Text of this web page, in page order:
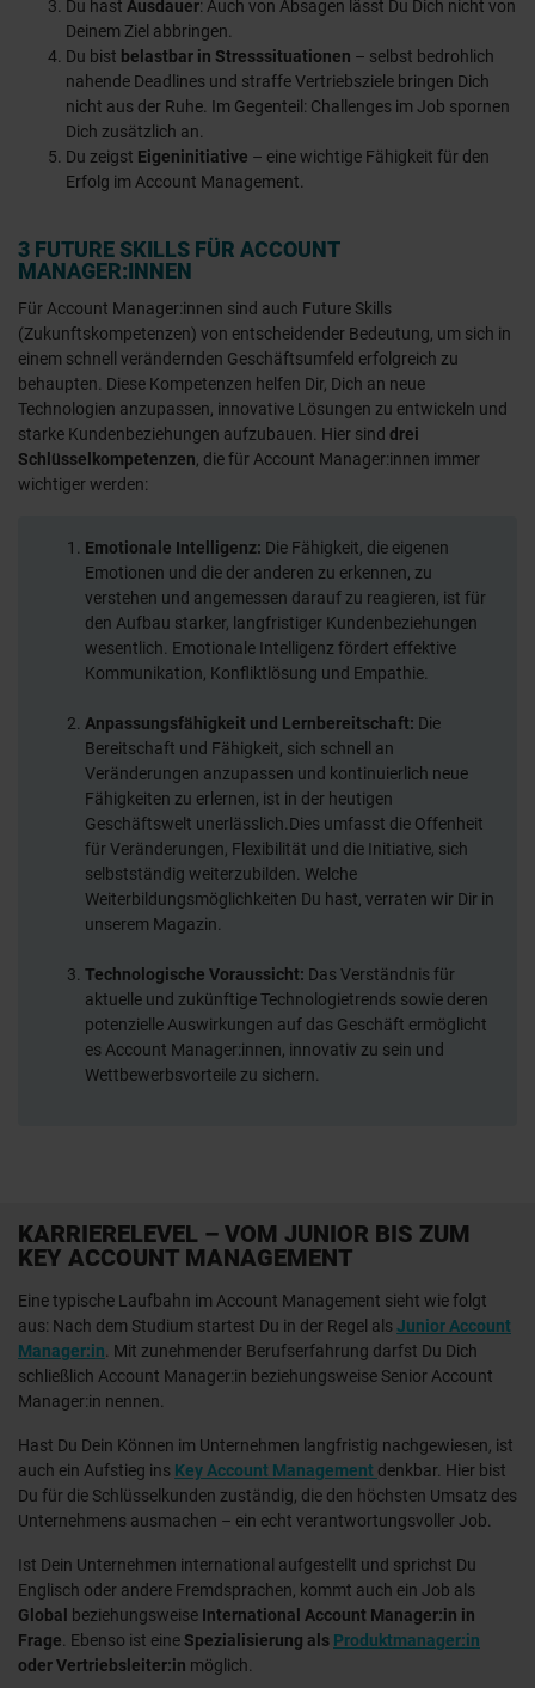
Du hast Ausdauer: Auch von Absagen lässt Du Dich nicht von
Deinem Ziel abbringen.
Du bist belastbar in Stresssituationen – selbst bedrohlich
nahende Deadlines und straffe Vertriebsziele bringen Dich
nicht aus der Ruhe. Im Gegenteil: Challenges im Job spornen
Dich zusätzlich an.
Du zeigst Eigeninitiative – eine wichtige Fähigkeit für den
Erfolg im Account Management.
3 FUTURE SKILLS FÜR ACCOUNT
MANAGER:INNEN
Für Account Manager:innen sind auch Future Skills
(Zukunftskompetenzen) von entscheidender Bedeutung, um sich in
einem schnell verändernden Geschäftsumfeld erfolgreich zu
behaupten. Diese Kompetenzen helfen Dir, Dich an neue
Technologien anzupassen, innovative Lösungen zu entwickeln und
starke Kundenbeziehungen aufzubauen. Hier sind drei
Schlüsselkompetenzen, die für Account Manager:innen immer
wichtiger werden:
Emotionale Intelligenz: Die Fähigkeit, die eigenen
Emotionen und die der anderen zu erkennen, zu
verstehen und angemessen darauf zu reagieren, ist für
den Aufbau starker, langfristiger Kundenbeziehungen
wesentlich. Emotionale Intelligenz fördert effektive
Kommunikation, Konfliktlösung und Empathie.
Anpassungsfähigkeit und Lernbereitschaft: Die
Bereitschaft und Fähigkeit, sich schnell an
Veränderungen anzupassen und kontinuierlich neue
Fähigkeiten zu erlernen, ist in der heutigen
Geschäftswelt unerlässlich.Dies umfasst die Offenheit
für Veränderungen, Flexibilität und die Initiative, sich
selbstständig weiterzubilden. Welche
Weiterbildungsmöglichkeiten Du hast, verraten wir Dir in
unserem Magazin.
Technologische Voraussicht: Das Verständnis für
aktuelle und zukünftige Technologietrends sowie deren
potenzielle Auswirkungen auf das Geschäft ermöglicht
es Account Manager:innen, innovativ zu sein und
Wettbewerbsvorteile zu sichern.
KARRIERELEVEL – VOM JUNIOR BIS ZUM
KEY ACCOUNT MANAGEMENT
Eine typische Laufbahn im Account Management sieht wie folgt
aus: Nach dem Studium startest Du in der Regel alsJunior Account
Manager:in . Mit zunehmender Berufserfahrung darfst Du Dich
schließlich Account Manager:in beziehungsweise Senior Account
Manager:in nennen.
Hast Du Dein Können im Unternehmen langfristig nachgewiesen, ist
auch ein Aufstieg ins Key Account Management denkbar. Hier bist
Du für die Schlüsselkunden zuständig, die den höchsten Umsatz des
Unternehmens ausmachen – ein echt verantwortungsvoller Job.
Ist Dein Unternehmen international aufgestellt und sprichst Du
Englisch oder andere Fremdsprachen, kommt auch ein Job als
Global
beziehungsweise International Account Manager:in in
Frage . Ebenso ist eine Spezialisierung als Produktmanager:in
oder Vertriebsleiter:in möglich.